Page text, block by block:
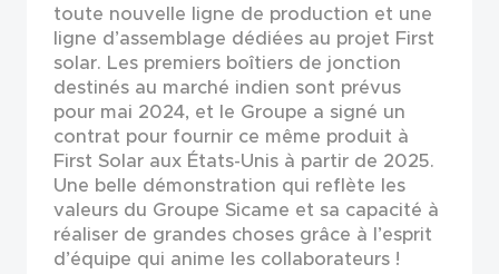
toute nouvelle ligne de production et une
ligne d’assemblage dédiées au projet First
solar. Les premiers boîtiers de jonction
destinés au marché indien sont prévus
pour mai 2024, et le Groupe a signé un
contrat pour fournir ce même produit à
First Solar aux États-Unis à partir de 2025.
Une belle démonstration qui reflète les
valeurs du Groupe Sicame et sa capacité à
réaliser de grandes choses grâce à l’esprit
d’équipe qui anime les collaborateurs !